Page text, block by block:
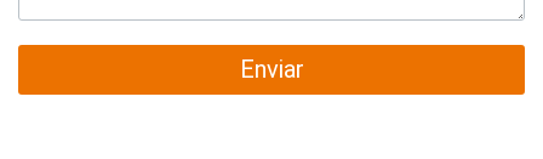
Enviar